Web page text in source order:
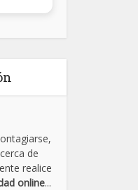
de
realice
online...